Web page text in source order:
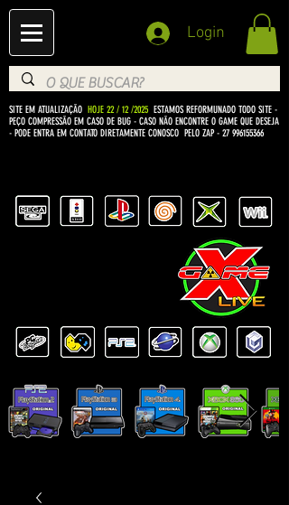
Login
SITE EM ATUALIZAÇÃO HOJE 22 / 12 /2025 ESTAMOS REFORMUNADO TODO SITE -
PEÇO COMPRESSÃO EM CASO DE BUG - CASO NÃO ENCONTRE O GAME QUE DESEJA
- PODE ENTRA EM CONTATO DIRETAMENTE CONOSCO PELO ZAP - 27 996155366